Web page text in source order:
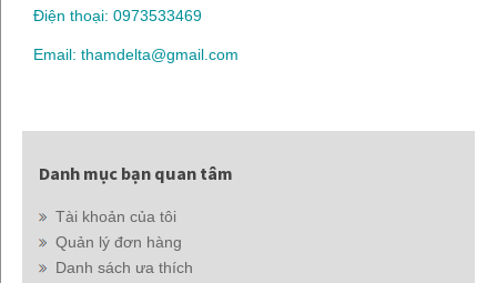
Điện thoại: 0973533469
Email: thamdelta@gmail.com
Danh mục bạn quan tâm
Tài khoản của tôi
Quản lý đơn hàng
Danh sách ưa thích